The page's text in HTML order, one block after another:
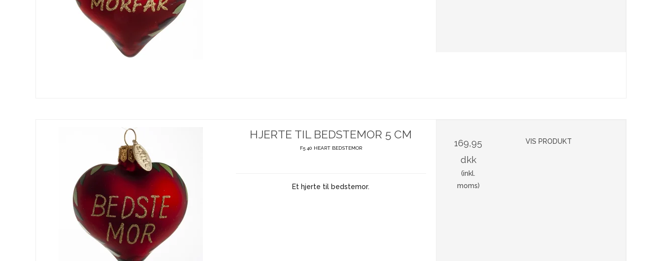
HJERTE TIL BEDSTEMOR 5 CM
F5 40 HEART BEDSTEMOR
Et hjerte til bedstemor.
169,95
dkk
(inkl.
moms)
VIS PRODUKT